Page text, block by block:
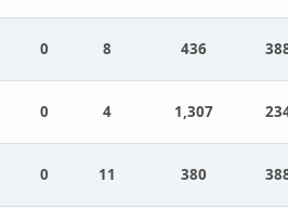
0 8 436
0 4 1,307
0 11 380